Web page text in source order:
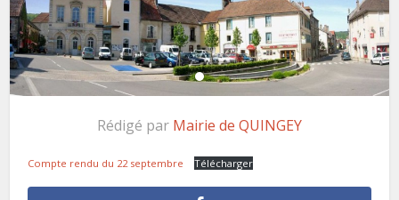
Rédigé par Mairie de QUINGEY
Compte rendu du 22 septembre Télécharger